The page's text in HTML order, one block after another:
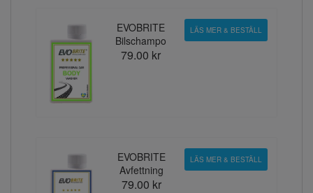
EVOBRITE
Bilschampo
79.00 kr
LÄS MER & BESTÄLL
EVOBRITE
Avfettning
79.00 kr
LÄS MER & BESTÄLL